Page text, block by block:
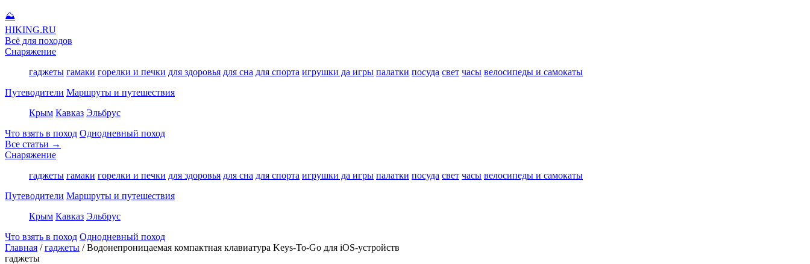
⛰
HIKING.RU
Всё для походов
Снаряжение
гаджеты гамаки горелки и печки для здоровья для сна для спорта игрушки да игры палатки посуда свет часы велосипеды и самокаты
Путеводители Маршруты и путешествия
Крым Кавказ Эльбрус
Что взять в поход Однодневный поход
Все статьи →
Снаряжение
гаджеты гамаки горелки и печки для здоровья для сна для спорта игрушки да игры палатки посуда свет часы велосипеды и самокаты
Путеводители Маршруты и путешествия
Крым Кавказ Эльбрус
Что взять в поход Однодневный поход
Главная / гаджеты / Водонепроницаемая компактная клавиатура Keys-To-Go для iOS-устройств
гаджеты